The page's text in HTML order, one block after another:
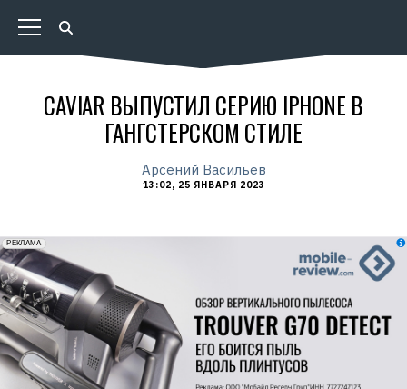
CAVIAR ВЫПУСТИЛ СЕРИЮ IPHONE В
ГАНГСТЕРСКОМ СТИЛЕ
Арсений Васильев
13:02, 25 ЯНВАРЯ 2023
erid: 2VfnxxmNzs5
РЕКЛАМА